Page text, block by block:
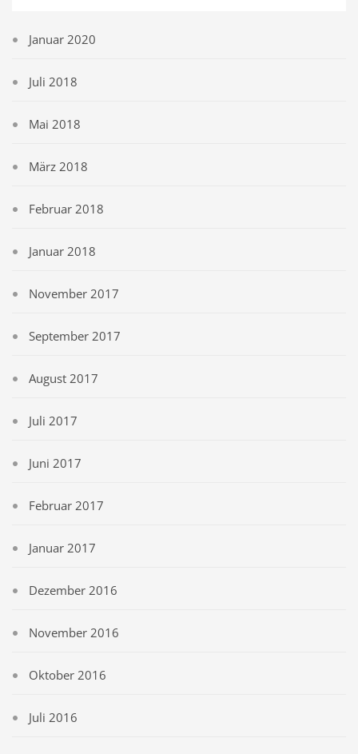
Januar 2020
Juli 2018
Mai 2018
März 2018
Februar 2018
Januar 2018
November 2017
September 2017
August 2017
Juli 2017
Juni 2017
Februar 2017
Januar 2017
Dezember 2016
November 2016
Oktober 2016
Juli 2016